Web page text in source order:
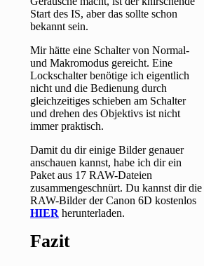
Start des IS, aber das sollte schon
bekannt sein.
Mir hätte eine Schalter von Normal-
und Makromodus gereicht. Eine
Lockschalter benötige ich eigentlich
nicht und die Bedienung durch
gleichzeitiges schieben am Schalter
und drehen des Objektivs ist nicht
immer praktisch.
Damit du dir einige Bilder genauer
anschauen kannst, habe ich dir ein
Paket aus 17 RAW-Dateien
zusammengeschnürt. Du kannst dir die
RAW-Bilder der Canon 6D kostenlos
HIER herunterladen.
Fazit